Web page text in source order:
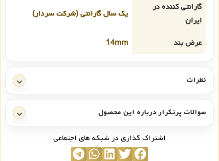
گارانتی کننده در
ایران
یک سال گارانتی (شرکت سردار)
عرض بند 14mm
نظرات
سوالات پرتکرار درباره این محصول
اشتراک گذاری در شبکه های اجتماعی